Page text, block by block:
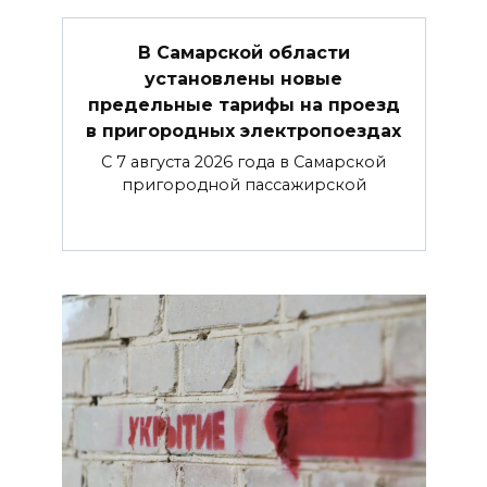
В Самарской области
установлены новые
предельные тарифы на проезд
в пригородных электропоездах
С 7 августа 2026 года в Самарской
пригородной пассажирской